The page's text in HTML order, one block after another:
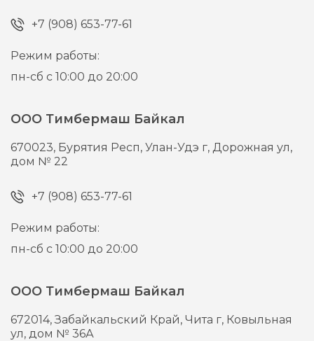
+7 (908) 653-77-61
Режим работы:
пн-сб с 10:00 до 20:00
ООО Тимбермаш Байкал
670023, Бурятия Респ, Улан-Удэ г,Дорожная ул,
дом № 22
+7 (908) 653-77-61
Режим работы:
пн-сб с 10:00 до 20:00
ООО Тимбермаш Байкал
672014,Забайкальский Край, Чита г, Ковыльная
ул, дом № 36А